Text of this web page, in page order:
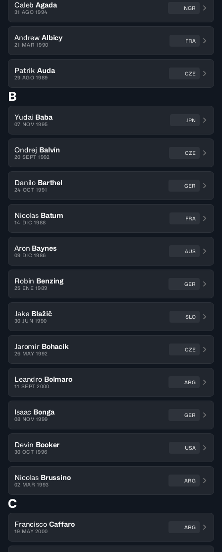
Caleb Agada
31 AGO 1994
NGR
Andrew Albicy
21 MAR 1990
FRA
Patrik Auda
29 AGO 1989
CZE
B
Yudai Baba
07 NOV 1995
JPN
Ondrej Balvín
20 SEPT 1992
CZE
Danilo Barthel
24 OCT 1991
GER
Nicolas Batum
14 DIC 1988
FRA
Aron Baynes
09 DIC 1986
AUS
Robin Benzing
25 ENE 1989
GER
Jaka Blažič
30 JUN 1990
SLO
Jaromir Bohacik
26 MAY 1992
CZE
Leandro Bolmaro
11 SEPT 2000
ARG
Isaac Bonga
08 NOV 1999
GER
Devin Booker
30 OCT 1996
USA
Nicolas Brussino
02 MAR 1993
ARG
C
Francisco Caffaro
19 MAY 2000
ARG